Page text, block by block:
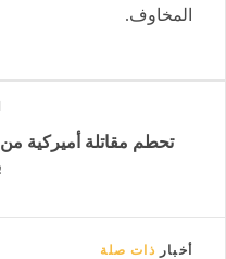
المخاوف.
أخبار ذات صلة